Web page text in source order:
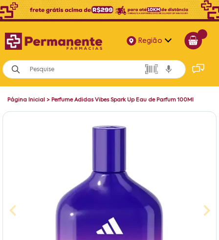
Região
Alagoas
Bahia
Página Inicial > Perfume Adidas Vibes Spark Up Eau de Parfum 100Ml